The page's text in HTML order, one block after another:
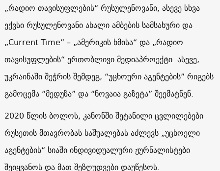
„რადიო თავისუფლების“ რუსულენოვანი, ასევე სხვა
ექვსი რუსულენოვანი ახალი ამბების სამსახური და
„Current Time” – „ამერიკის ხმისა“ და „რადიო
თავისუფლების“ ერთობლივი მედიაპროექტი. ასევე,
უკრაინაში შეჭრის შემდეგ, “უცხოური აგენტების” რიგებს
გამოცემა “მედუზა” და “ნოვაია გაზეტა” შეემატნენ.
2020 წლის ბოლოს, კანონში შეტანილი ცვლილებები
რუსეთის მთავრობას საშუალებას აძლევს „უცხოელი
აგენტების“ სიაში ინდივიდუალური ჟურნალისტები
შეიყვანოს და მათ შეზღუდვები დაუწესოს.